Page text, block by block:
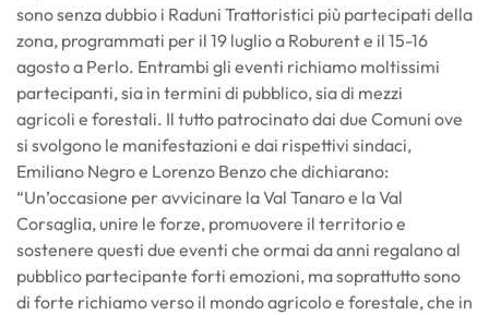
sono senza dubbio i Raduni Trattoristici più partecipati della
zona, programmati per il 19 luglio a Roburent e il 15-16
agosto a Perlo. Entrambi gli eventi richiamo moltissimi
partecipanti, sia in termini di pubblico, sia di mezzi
agricoli e forestali. Il tutto patrocinato dai due Comuni ove
si svolgono le manifestazioni e dai rispettivi sindaci,
Emiliano Negro e Lorenzo Benzo che dichiarano:
“Un’occasione per avvicinare la Val Tanaro e la Val
Corsaglia, unire le forze, promuovere il territorio e
sostenere questi due eventi che ormai da anni regalano al
pubblico partecipante forti emozioni, ma soprattutto sono
di forte richiamo verso il mondo agricolo e forestale, che in